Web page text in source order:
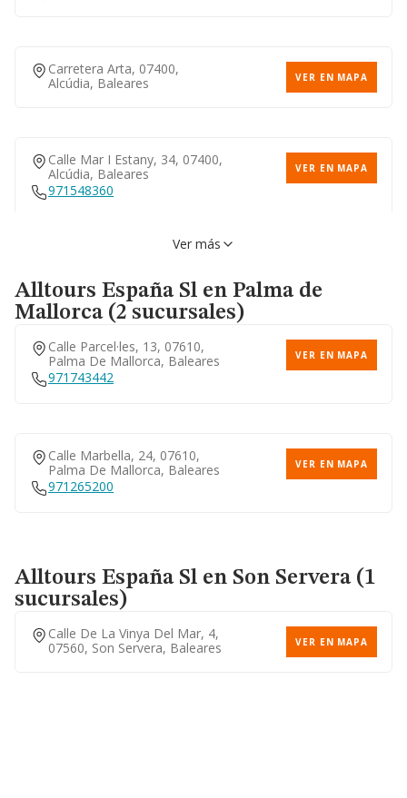
Carretera Arta, 07400,
Alcúdia, Baleares
VER EN MAPA
Calle Mar I Estany, 34, 07400,
Alcúdia, Baleares
VER EN MAPA
971548360
Ver más
Alltours España Sl en Palma de
Mallorca (2 sucursales)
Calle Parcel·les, 13, 07610,
Palma De Mallorca, Baleares
VER EN MAPA
971743442
Calle Marbella, 24, 07610,
Palma De Mallorca, Baleares
VER EN MAPA
971265200
Alltours España Sl en Son Servera (1
sucursales)
Calle De La Vinya Del Mar, 4,
07560, Son Servera, Baleares
VER EN MAPA